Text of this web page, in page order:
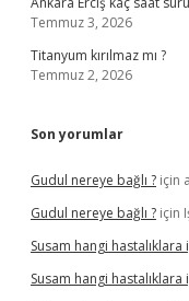
Temmuz 3, 2026
Titanyum kırılmaz mı ?
Temmuz 2, 2026
Son yorumlar
Gudul nereye bağlı ? için
Gudul nereye bağlı ? için
Susam hangi hastalıklara
Susam hangi hastalıklara